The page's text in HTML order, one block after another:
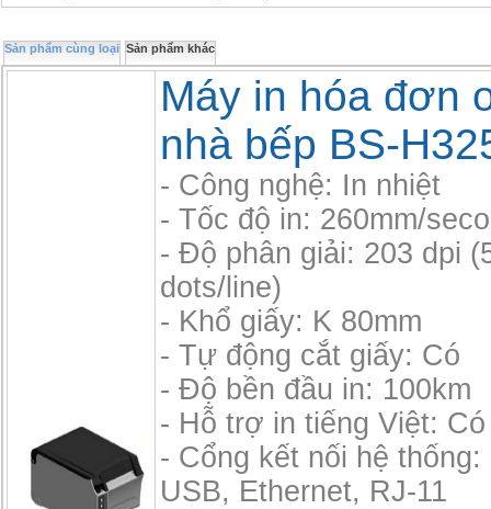
Sản phẩm cùng loại Sản phẩm khác
Máy in hóa đơn
nhà bếp BS-
- Công nghệ: In nhiệt
- Tốc độ in: 260mm/
- Độ phân giải: 203 dpi
dots/line)
- Khổ giấy: K 80mm
- Tự động cắt giấy: Có
- Độ bền đầu in: 100km
- Hỗ trợ in tiếng Việt: Có
- Cổng kết nối hệ thống:
USB, Ethernet, RJ-11